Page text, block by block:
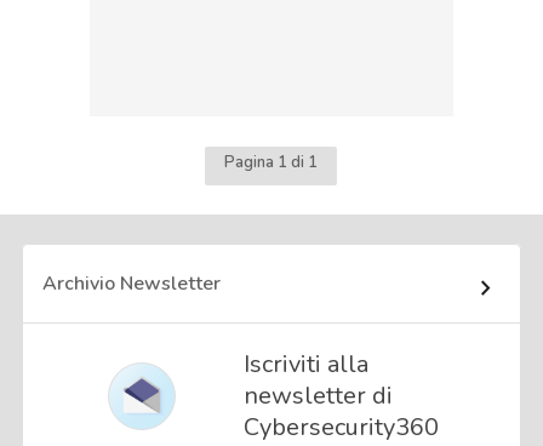
Pagina 1 di 1
Archivio Newsletter
Iscriviti alla
newsletter di
Cybersecurity360